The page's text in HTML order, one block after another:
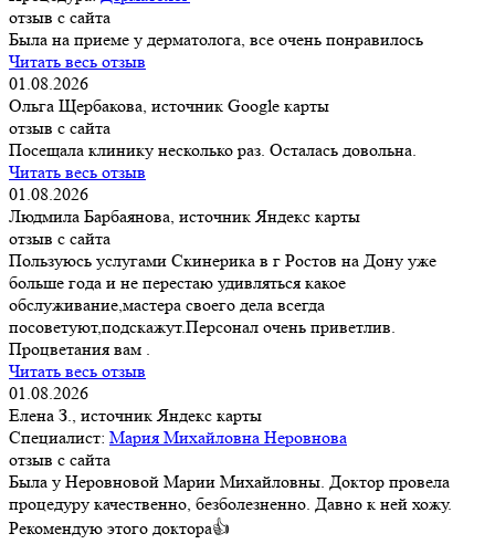
отзыв с сайта
Была на приеме у дерматолога, все очень понравилось
Читать весь отзыв
01.08.2026
Ольга Щербакова, источник Google карты
отзыв с сайта
Посещала клинику несколько раз. Осталась довольна.
Читать весь отзыв
01.08.2026
Людмила Барбаянова, источник Яндекс карты
отзыв с сайта
Пользуюсь услугами Скинерика в г Ростов на Дону уже
больше года и не перестаю удивляться какое
обслуживание,мастера своего дела всегда
посоветуют,подскажут.Персонал очень приветлив.
Процветания вам .
Читать весь отзыв
01.08.2026
Елена З., источник Яндекс карты
Специалист: Мария Михайловна Неровнова
отзыв с сайта
Была у Неровновой Марии Михайловны. Доктор провела
процедуру качественно, безболезненно. Давно к ней хожу.
Рекомендую этого доктора👍